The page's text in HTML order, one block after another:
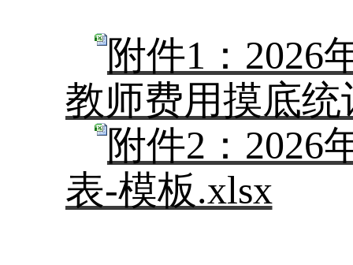
附件1：2026
教师费用摸底
附件2：2026
表-模板.xlsx